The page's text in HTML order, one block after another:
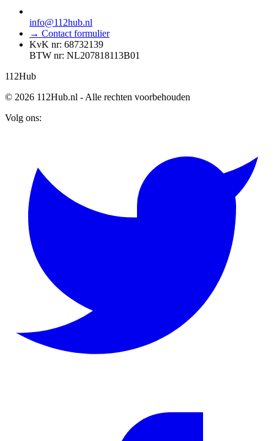
info@112hub.nl
→ Contact formulier
KvK nr: 68732139
BTW nr: NL207818113B01
112Hub
© 2026 112Hub.nl - Alle rechten voorbehouden
Volg ons: